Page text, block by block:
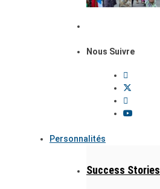
Nous Suivre
Personnalités
Success Stories